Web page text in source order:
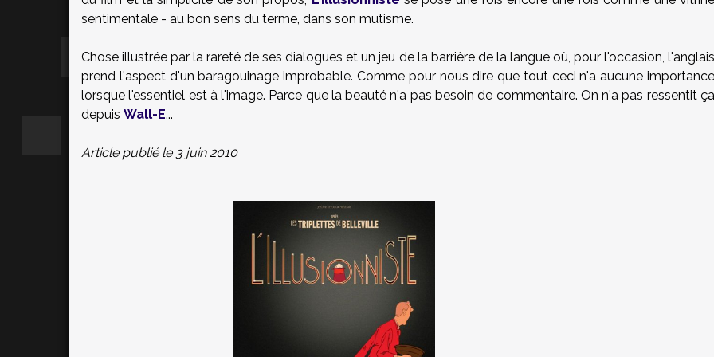
sentimentale - au bon sens du terme, dans son mutisme.
Chose illustrée par la rareté de ses dialogues et un jeu de la barrière de la langue où, pour l'occasion, l'anglais
prend l'aspect d'un baragouinage improbable. Comme pour nous dire que tout ceci n'a aucune importance
lorsque l'essentiel est à l'image. Parce que la beauté n'a pas besoin de commentaire. On n'a pas ressentit ça
depuis Wall-E...
Article publié le 3 juin 2010